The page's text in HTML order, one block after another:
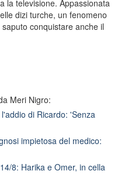
la televisione. Appassionata
dizi turche, un fenomeno
conquistare anche il
Meri Nigro:
di Ricardo: 'Senza
impietosa del medico:
8: Harika e Omer, in cella